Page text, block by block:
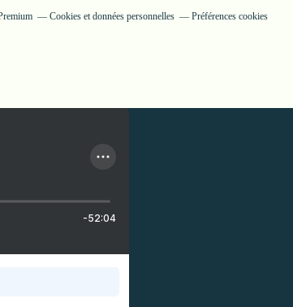
Cookies et données personnelles Préférences cookies
-52:04